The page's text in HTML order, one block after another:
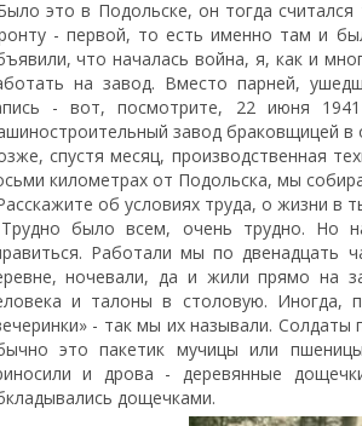
это в Подольске, он тогда
- первой, то есть именно там и
что началась война, я, как и
на завод. Вместо парней,
- вот, посмотрите, 22 июня
завод браковщицей в
спустя месяц, производственная
километрах от Подольска, мы
об условиях труда, о жизни в
было всем, очень трудно. Но
Работали мы по
ночевали, да и жили прямо на
и талоны в столовую. Иногда,
- так мы их называли.
это пакетик мучицы или
и дрова - деревянные
дощечками.